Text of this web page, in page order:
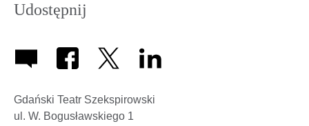
Udostępnij
Gdański Teatr Szekspirowski
ul. W. Bogusławskiego 1